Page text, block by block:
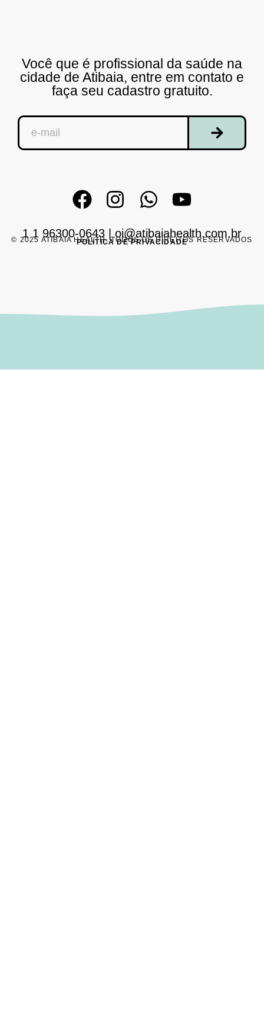
Você que é profissional da saúde na
cidade de Atibaia, entre em contato e
faça seu cadastro gratuito.
1 1 96300-0643 oi@atibaiahealth.com.br
© 2025 ATIBAIA HEALTH. TODOS OS DIREITOS RESERVADOS
POLÍTICA DE PRIVACIDADE